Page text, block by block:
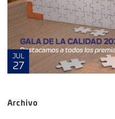
JUL
27
Archivo